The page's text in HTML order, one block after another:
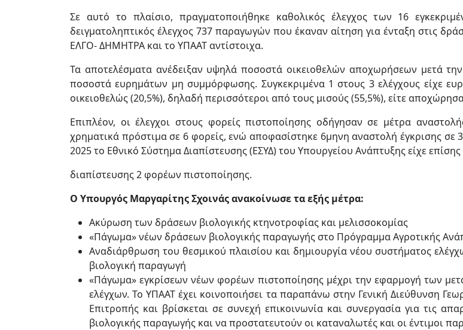
Σε αυτό το πλαίσιο, πραγματοποιήθηκε καθολικός έλεγχος των 16
δειγματοληπτικός έλεγχος 737 παραγωγών που έκαναν αίτηση για ένταξη στις
ΕΛΓΟ- ΔΗΜΗΤΡΑ και το ΥΠΑΑΤ αντίστοιχα.
Τα αποτελέσματα ανέδειξαν υψηλά ποσοστά οικειοθελών αποχωρήσεων μετά
ποσοστά ευρημάτων μη συμμόρφωσης. Συγκεκριμένα 1 στους 3 ελέγχους είχε
οικειοθελώς (20,5%), δηλαδή περισσότεροι από τους μισούς (55,5%), είτε
Επιπλέον, οι έλεγχοι στους φορείς πιστοποίησης οδήγησαν σε μέτρα
χρηματικά πρόστιμα σε 6 φορείς, ενώ αποφασίστηκε 6μηνη αναστολή έγκρισης σε
2025 το Εθνικό Σύστημα Διαπίστευσης (ΕΣΥΔ) του Υπουργείου Ανάπτυξης είχε
διαπίστευσης 2 φορέων πιστοποίησης.
Ο Υπουργός Μαργαρίτης Σχοινάς ανακοίνωσε τα εξής μέτρα:
Ακύρωση των δράσεων βιολογικής κτηνοτροφίας και μελισσοκομίας
«Πάγωμα» νέων δράσεων βιολογικής παραγωγής στο Πρόγραμμα Αγροτικής
Αναδιάρθρωση του θεσμικού πλαισίου και δημιουργία νέου συστήματος
βιολογική παραγωγή
«Πάγωμα» εγκρίσεων νέων φορέων πιστοποίησης μέχρι την εφαρμογή των
ελέγχων. Το ΥΠΑΑΤ έχει κοινοποιήσει τα παραπάνω στην Γενική Διεύθυνση
Επιτροπής και βρίσκεται σε συνεχή επικοινωνία και συνεργασία για τις
βιολογικής παραγωγής και να προστατευτούν οι καταναλωτές και οι έντιμοι